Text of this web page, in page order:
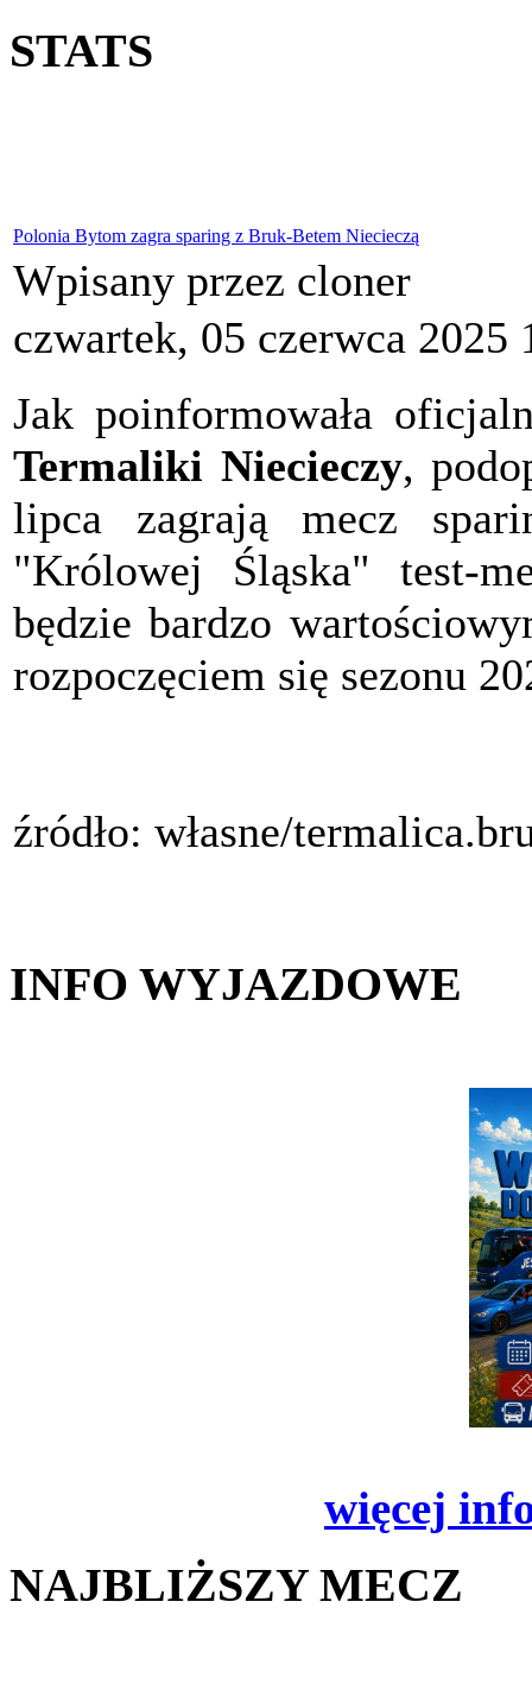
STATS
Polonia Bytom zagra sparing z Bruk-Betem Niecieczą
Wpisany przez cloner
czwartek, 05 czerwca 2025
Jak poinformowała
Termaliki Niecieczy,
lipca zagrają mecz
"Królowej Śląska" test-
będzie bardzo
rozpoczęciem się sezonu
źródło: własne/
INFO WYJAZDOWE
więcej
NAJBLIŻSZY MECZ